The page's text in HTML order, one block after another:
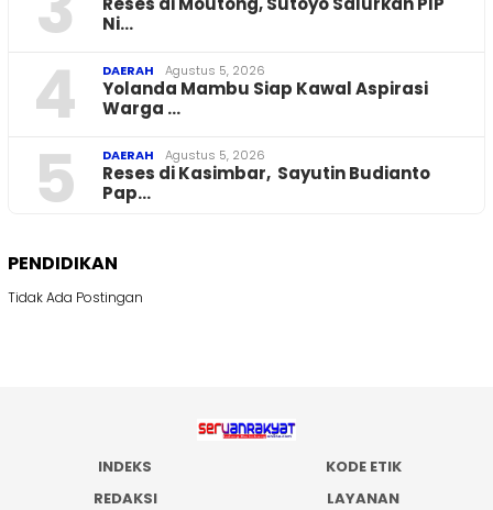
Ni…
4 DAERAH Agustus 5, 2026
Yolanda Mambu Siap Kawal Aspirasi
Warga …
5 DAERAH Agustus 5, 2026
Reses di Kasimbar, Sayutin Budianto
Pap…
PENDIDIKAN
Tidak Ada Postingan
INDEKS
KODE ETIK
REDAKSI
LAYANAN